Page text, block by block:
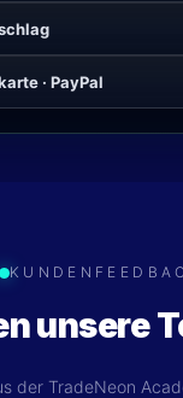
· PayPal
unsere
der TradeNeon